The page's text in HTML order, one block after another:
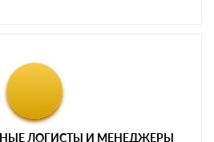
ЛОГИСТЫ И МЕНЕДЖЕРЫ